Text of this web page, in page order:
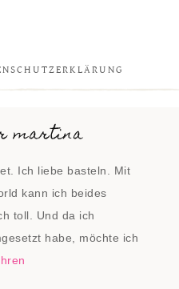
martina
Ich liebe basteln. Mit
kann ich beides
toll. Und da ich
habe, möchte ich